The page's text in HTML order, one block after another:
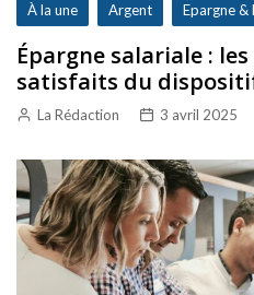
À la une Argent Epargne &
Épargne salariale :
satisfaits du
La Rédaction 3 avril 2025